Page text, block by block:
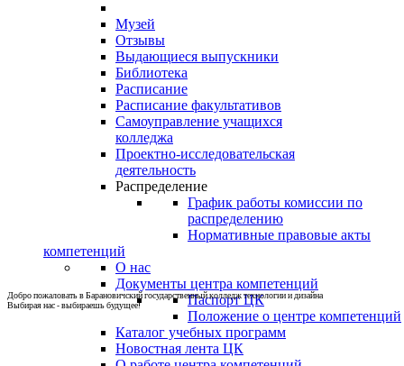
Музей
Отзывы
Выдающиеся выпускники
Библиотека
Расписание
Расписание факультативов
Самоуправление учащихся
колледжа
Проектно-исследовательская
деятельность
Распределение
График работы комиссии по
распределению
Нормативные правовые акты
компетенций
О нас
Документы центра компетенций
Паспорт ЦК
Положение о центре компетенций
Каталог учебных программ
Новостная лента ЦК
Добро пожаловать в Барановичский государственный колледж технологии и дизайна
Выбирая нас - выбираешь будущее!